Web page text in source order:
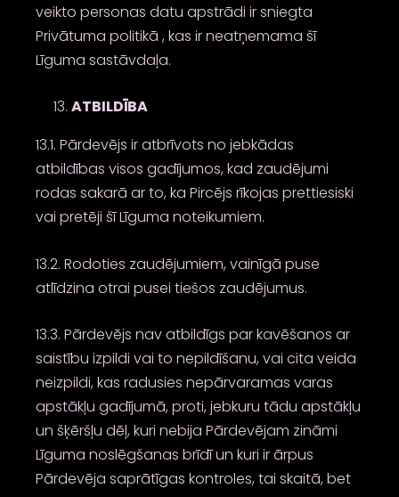
veikto personas datu apstrādi ir sniegta
Privātuma politikā , kas ir neatņemama šī
Līguma sastāvdaļa.
ATBILDĪBA
13.1. Pārdevējs ir atbrīvots no jebkādas
atbildības visos gadījumos, kad zaudējumi
rodas sakarā ar to, ka Pircējs rīkojas prettiesiski
vai pretēji šī Līguma noteikumiem.
13.2. Rodoties zaudējumiem, vainīgā puse
atlīdzina otrai pusei tiešos zaudējumus.
13.3. Pārdevējs nav atbildīgs par kavēšanos ar
saistību izpildi vai to nepildīšanu, vai cita veida
neizpildi, kas radusies nepārvaramas varas
apstākļu gadījumā, proti, jebkuru tādu apstākļu
un šķēršļu dēļ, kuri nebija Pārdevējam zināmi
Līguma noslēgšanas brīdī un kuri ir ārpus
Pārdevēja saprātīgas kontroles, tai skaitā, bet